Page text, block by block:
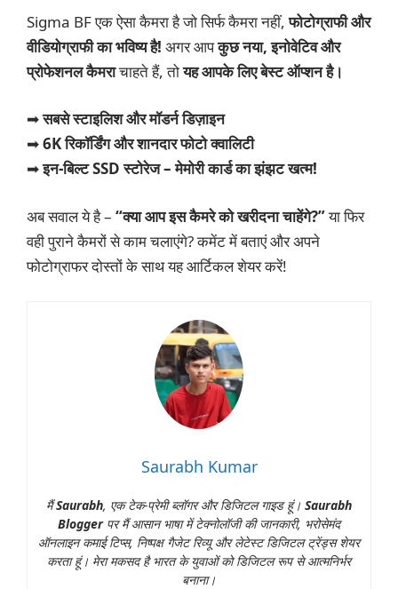
Sigma BF एक ऐसा कैमरा है जो सिर्फ कैमरा नहीं,फोटोग्राफी और
वीडियोग्राफी का भविष्य है! अगर आपकुछ नया, इनोवेटिव और
प्रोफेशनल कैमराचाहते हैं, तोयह आपके लिए बेस्ट ऑप्शन है।
➡सबसे स्टाइलिश और मॉडर्न डिज़ाइन
➡6K रिकॉर्डिंग और शानदार फोटो क्वालिटी
➡इन-बिल्ट SSD स्टोरेज – मेमोरी कार्ड का झंझट खत्म!
अब सवाल ये है – “क्या आप इस कैमरे को खरीदना चाहेंगे?”या फिर
वही पुराने कैमरों से काम चलाएंगे? कमेंट में बताएं और अपने
फोटोग्राफर दोस्तों के साथ यह आर्टिकल शेयर करें!
Saurabh Kumar
मैंSaurabh, एक टेक-प्रेमी ब्लॉगर और डिजिटल गाइड हूं। Saurabh
Bloggerपर मैं आसान भाषा में टेक्नोलॉजी की जानकारी, भरोसेमंद
ऑनलाइन कमाई टिप्स, निष्पक्ष गैजेट रिव्यू और लेटेस्ट डिजिटल ट्रेंड्स शेयर
करता हूं। मेरा मकसद है भारत के युवाओं को डिजिटल रूप से आत्मनिर्भर
बनाना।